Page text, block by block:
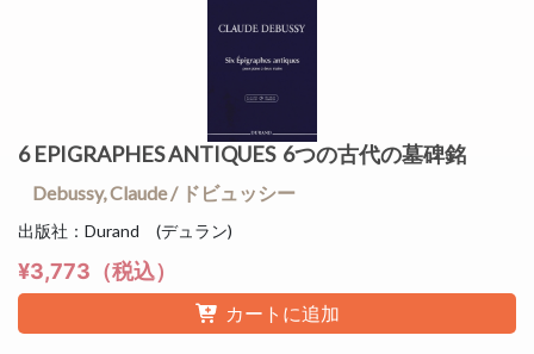
6 EPIGRAPHES ANTIQUES 6つの古代の墓碑銘
Debussy, Claude / ドビュッシー
出版社：Durand (デュラン)
¥3,773（税込）
カートに追加